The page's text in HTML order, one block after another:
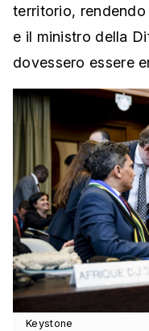
territorio,
e il ministro della
dovessero essere
Keystone